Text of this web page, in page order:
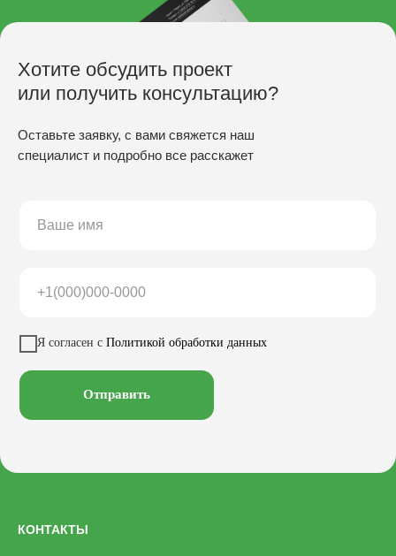
Хотите обсудить проект
или получить консультацию?
Оставьте заявку, с вами свяжется наш
специалист и подробно все расскажет
Я согласен с Политикой обработки данных
Отправить
КОНТАКТЫ
Заказать звонок